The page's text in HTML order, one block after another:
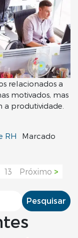
relacionados a
motivados, mas
produtividade.
RH
Marcado
13 Próximo >